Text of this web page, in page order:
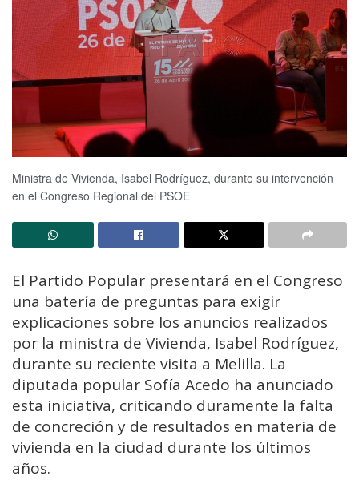
Ministra de Vivienda, Isabel Rodríguez, durante su intervención
en el Congreso Regional del PSOE
El Partido Popular presentará en el Congreso
una batería de preguntas para exigir
explicaciones sobre los anuncios realizados
por la ministra de Vivienda, Isabel Rodríguez,
durante su reciente visita a Melilla. La
diputada popular Sofía Acedo ha anunciado
esta iniciativa, criticando duramente la falta
de concreción y de resultados en materia de
vivienda en la ciudad durante los últimos
años.